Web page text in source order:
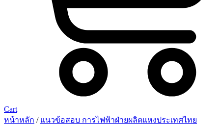
Cart
หน้าหลัก / แนวข้อสอบ การไฟฟ้าฝ่ายผลิตแหงประเทศไทย